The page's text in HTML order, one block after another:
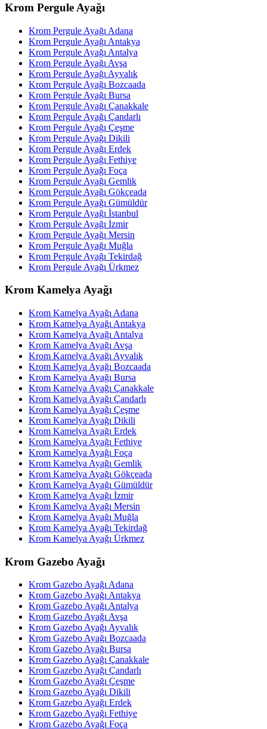
Krom Pergule Ayağı
Krom Pergule Ayağı Adana
Krom Pergule Ayağı Antakya
Krom Pergule Ayağı Antalya
Krom Pergule Ayağı Avşa
Krom Pergule Ayağı Ayvalık
Krom Pergule Ayağı Bozcaada
Krom Pergule Ayağı Bursa
Krom Pergule Ayağı Çanakkale
Krom Pergule Ayağı Çandarlı
Krom Pergule Ayağı Çeşme
Krom Pergule Ayağı Dikili
Krom Pergule Ayağı Erdek
Krom Pergule Ayağı Fethiye
Krom Pergule Ayağı Foça
Krom Pergule Ayağı Gemlik
Krom Pergule Ayağı Gökçeada
Krom Pergule Ayağı Gümüldür
Krom Pergule Ayağı İstanbul
Krom Pergule Ayağı İzmir
Krom Pergule Ayağı Mersin
Krom Pergule Ayağı Muğla
Krom Pergule Ayağı Tekirdağ
Krom Pergule Ayağı Ürkmez
Krom Kamelya Ayağı
Krom Kamelya Ayağı Adana
Krom Kamelya Ayağı Antakya
Krom Kamelya Ayağı Antalya
Krom Kamelya Ayağı Avşa
Krom Kamelya Ayağı Ayvalık
Krom Kamelya Ayağı Bozcaada
Krom Kamelya Ayağı Bursa
Krom Kamelya Ayağı Çanakkale
Krom Kamelya Ayağı Çandarlı
Krom Kamelya Ayağı Çeşme
Krom Kamelya Ayağı Dikili
Krom Kamelya Ayağı Erdek
Krom Kamelya Ayağı Fethiye
Krom Kamelya Ayağı Foça
Krom Kamelya Ayağı Gemlik
Krom Kamelya Ayağı Gökçeada
Krom Kamelya Ayağı Gümüldür
Krom Kamelya Ayağı İzmir
Krom Kamelya Ayağı Mersin
Krom Kamelya Ayağı Muğla
Krom Kamelya Ayağı Tekirdağ
Krom Kamelya Ayağı Ürkmez
Krom Gazebo Ayağı
Krom Gazebo Ayağı Adana
Krom Gazebo Ayağı Antakya
Krom Gazebo Ayağı Antalya
Krom Gazebo Ayağı Avşa
Krom Gazebo Ayağı Ayvalık
Krom Gazebo Ayağı Bozcaada
Krom Gazebo Ayağı Bursa
Krom Gazebo Ayağı Çanakkale
Krom Gazebo Ayağı Çandarlı
Krom Gazebo Ayağı Çeşme
Krom Gazebo Ayağı Dikili
Krom Gazebo Ayağı Erdek
Krom Gazebo Ayağı Fethiye
Krom Gazebo Ayağı Foça